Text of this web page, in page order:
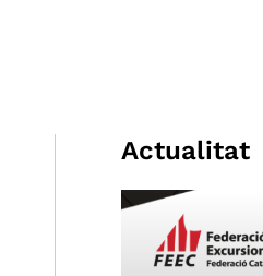
Actualitat